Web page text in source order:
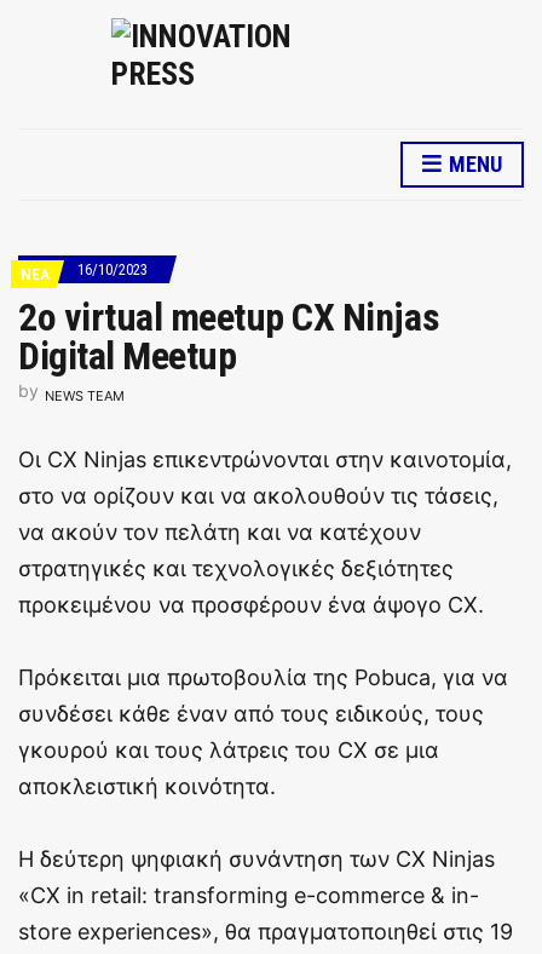
MENU
ΝΕΑ 16/10/2023
2ο virtual meetup CX Ninjas
Digital Meetup
by NEWS TEAM
Οι ​​CX Ninjas επικεντρώνονται στην καινοτομία,
στο να ορίζουν και να ακολουθούν τις τάσεις,
να ακούν τον πελάτη και να κατέχουν
στρατηγικές και τεχνολογικές δεξιότητες
προκειμένου να προσφέρουν ένα άψογο CX.
Πρόκειται μια πρωτοβουλία της Pobuca, για να
συνδέσει κάθε έναν από τους ειδικούς, τους
γκουρού και τους λάτρεις του CX σε μια
αποκλειστική κοινότητα.
Η δεύτερη ψηφιακή συνάντηση των ​​CX Ninjas
«CX in retail: transforming e-commerce & in-
store experiences», θα πραγματοποιηθεί στις 19